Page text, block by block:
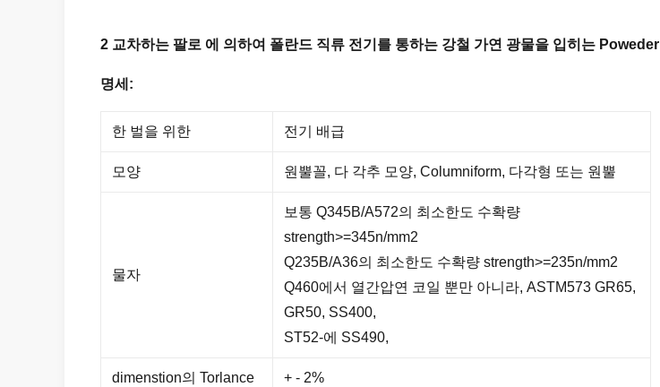
2 교차하는 팔로 에 의하여 폴란드 직류 전기를 통하는 강철 가연 광물을 입히는 Poweder
명세:
한 벌을 위한 전기 배급
모양 원뿔꼴, 다 각추 모양, Columniform, 다각형 또는 원뿔
물자
보통 Q345B/A572의 최소한도 수확량
strength>=345n/mm2
Q235B/A36의 최소한도 수확량 strength>=235n/mm2
Q460에서 열간압연 코일 뿐만 아니라, ASTM573 GR65,
GR50, SS400,
ST52-에 SS490,
dimenstion의 Torlance + - 2%